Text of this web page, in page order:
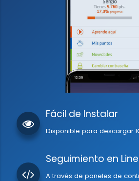
Fácil de Instalar
Disponible para descargar
Seguimiento en
A través de paneles de